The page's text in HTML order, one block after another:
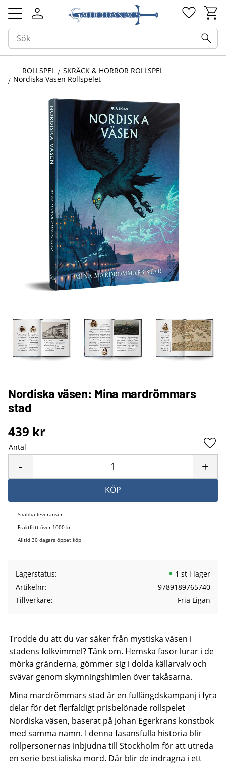
Meny
ROLLSPEL
SKRÄCK & HORROR ROLLSPEL
Nordiska Väsen Rollspelet
Nordiska väsen: Mina mardrömmars
stad
439 kr
Antal
+
-
KÖP
Snabba leveranser
Fraktfritt över 1000 kr
Alltid 30 dagars öppet köp
Lagerstatus
1 st i lager
Artikelnr
9789189765740
Tillverkare
Fria Ligan
Trodde du att du var säker från mystiska väsen i
stadens folkvimmel? Tänk om. Hemska fasor lurar i de
mörka gränderna, gömmer sig i dolda källarvalv och
svävar genom skymningshimlen över takåsarna.
Mina mardrömmars stad är en fullängdskampanj i fyra
delar för det flerfaldigt prisbelönade rollspelet
Nordiska väsen, baserat på Johan Egerkrans konstbok
med samma namn. I denna fasansfulla historia blir
rollpersonernas inbjudna till Stockholm för att utreda
en serie bestialiska mord. Där blir de indragna i ett